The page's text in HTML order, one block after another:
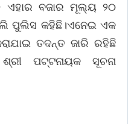
ଏହାର ବଜାର ମୂଲ୍ୟ ୨୦
ପୁଲିସ କହିଛି।ଏନେଇ ଏକ
ତଦନ୍ତ ଜାରି ରହିଛି
ପଟ୍ଟନାୟକ ସୂଚନା